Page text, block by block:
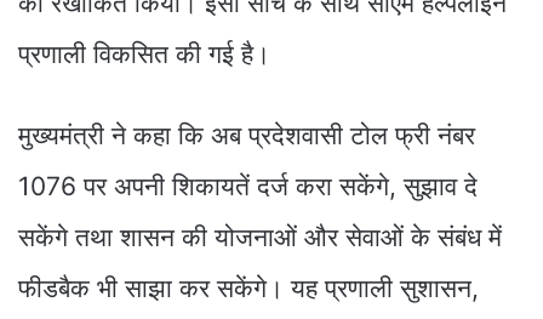
प्रणाली विकसित की गई है।
मुख्यमंत्री ने कहा कि अब प्रदेशवासी टोल फ्री नंबर
1076 पर अपनी शिकायतें दर्ज करा सकेंगे, सुझाव दे
सकेंगे तथा शासन की योजनाओं और सेवाओं के संबंध में
फीडबैक भी साझा कर सकेंगे। यह प्रणाली सुशासन,